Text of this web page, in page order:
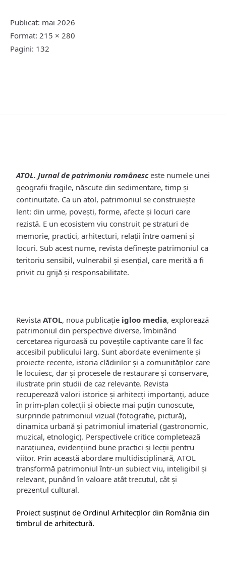
Publicat: mai 2026
Format: 215 × 280
Pagini: 132
ATOL. Jurnal de patrimoniu românesc este numele unei
geografii fragile, născute din sedimentare, timp și
continuitate. Ca un atol, patrimoniul se construiește
lent: din urme, povești, forme, afecte și locuri care
rezistă. E un ecosistem viu construit pe straturi de
memorie, practici, arhitecturi, relații între oameni și
locuri. Sub acest nume, revista definește patrimoniul ca
teritoriu sensibil, vulnerabil și esențial, care merită a fi
privit cu grijă și responsabilitate.
Revista ATOL, noua publicație igloo media, explorează
patrimoniul din perspective diverse, îmbinând
cercetarea riguroasă cu poveștile captivante care îl fac
accesibil publicului larg. Sunt abordate evenimente și
proiecte recente, istoria clădirilor și a comunităților care
le locuiesc, dar și procesele de restaurare și conservare,
ilustrate prin studii de caz relevante. Revista
recuperează valori istorice și arhitecți importanți, aduce
în prim-plan colecții și obiecte mai puțin cunoscute,
surprinde patrimoniul vizual (fotografie, pictură),
dinamica urbană și patrimoniul imaterial (gastronomic,
muzical, etnologic). Perspectivele critice completează
narațiunea, evidențiind bune practici și lecții pentru
viitor. Prin această abordare multidisciplinară, ATOL
transformă patrimoniul într-un subiect viu, inteligibil și
relevant, punând în valoare atât trecutul, cât și
prezentul cultural.
Proiect susținut de Ordinul Arhitecților din România din
timbrul de arhitectură.